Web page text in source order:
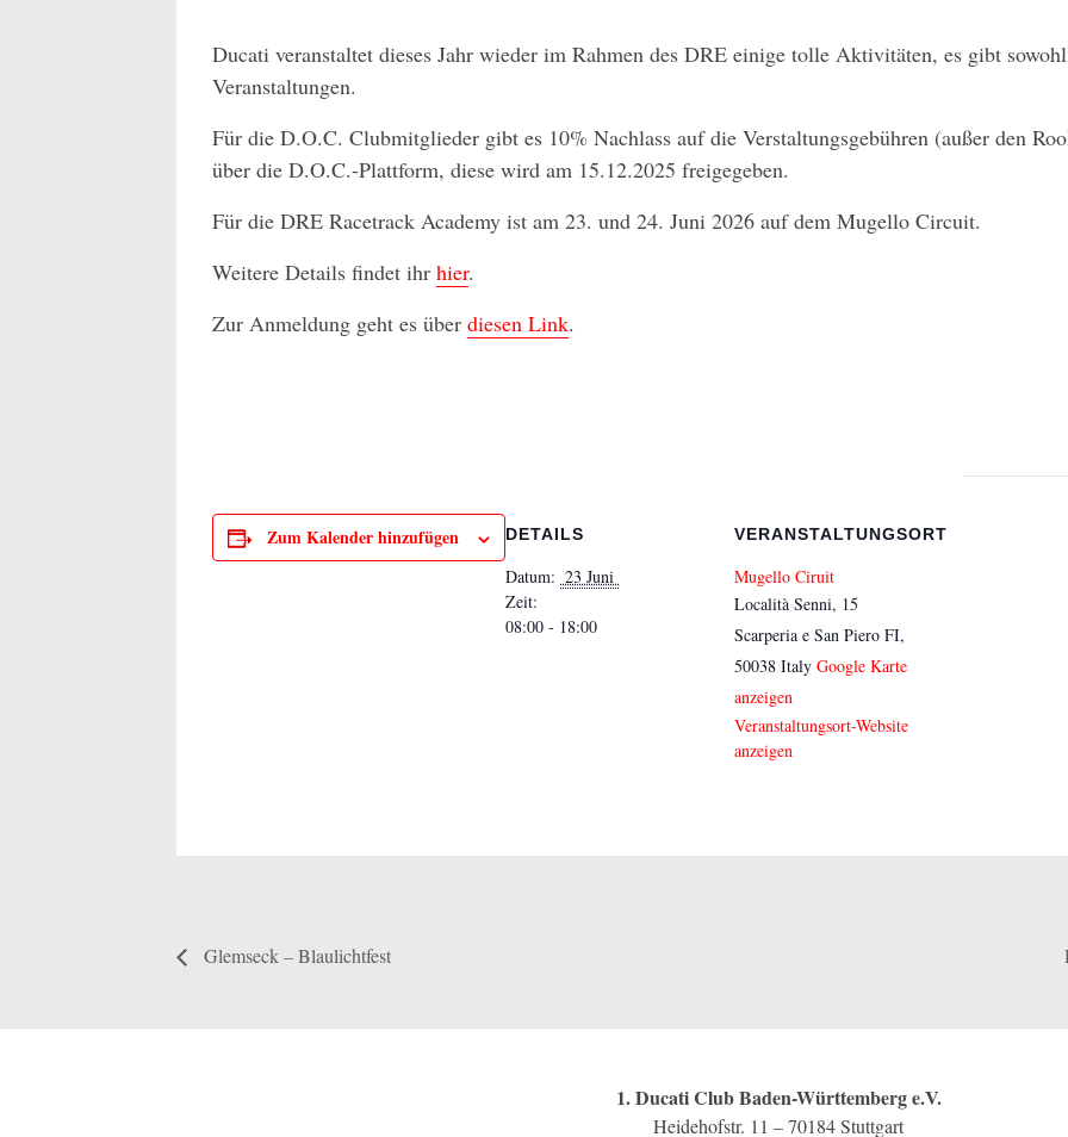
Ducati veranstaltet dieses Jahr wieder im Rahmen des DRE einige tolle Aktivitäten, es gibt
Veranstaltungen.
Für die D.O.C. Clubmitglieder gibt es 10% Nachlass auf die Verstaltungsgebühren (außer den
über die D.O.C.-Plattform, diese wird am 15.12.2025 freigegeben.
Für die DRE Racetrack Academy ist am 23. und 24. Juni 2026 auf dem Mugello Circuit.
Weitere Details findet ihr hier.
Zur Anmeldung geht es über diesen Link.
Zum Kalender hinzufügen DETAILS
Datum: 23 Juni
Zeit:
08:00 - 18:00
VERANSTALTUNGSORT
Mugello Ciruit
Località Senni, 15
Scarperia e San Piero FI,
50038 Italy Google Karte
anzeigen
Veranstaltungsort-Website
anzeigen
Glemseck – Blaulichtfest
1. Ducati Club Baden-Württemberg e.V.
Heidehofstr. 11 – 70184 Stuttgart